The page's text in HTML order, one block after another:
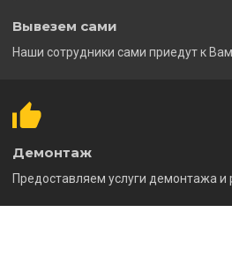
Вывезем сами
Наши сотрудники сами приедут к
Демонтаж
Предоставляем услуги демонтажа и